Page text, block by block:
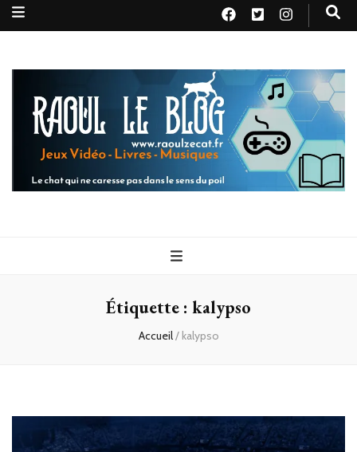
Raoul le
blog
Étiquette : kalypso
Accueil/ kalypso